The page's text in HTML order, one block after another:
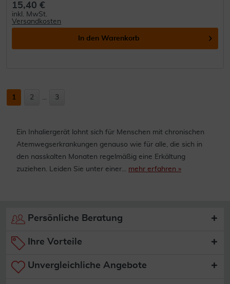
15,40 €
inkl. MwSt.
Versandkosten
In den Warenkorb
1 2 ... 3
Ein Inhaliergerät lohnt sich für Menschen mit chronischen
Atemwegserkrankungen genauso wie für alle, die sich in
den nasskalten Monaten regelmäßig eine Erkältung
zuziehen. Leiden Sie unter einer... mehr erfahren »
Persönliche Beratung
Ihre Vorteile
Unvergleichliche Angebote